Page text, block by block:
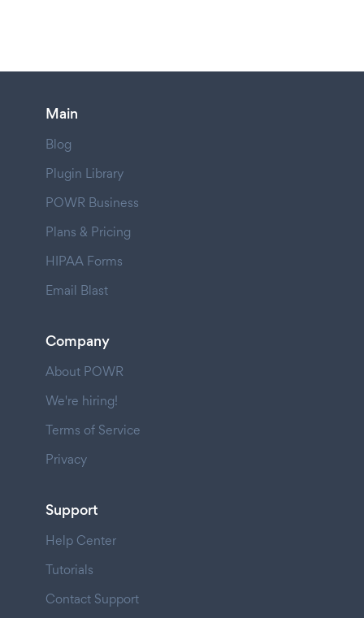
Main
Blog
Plugin Library
POWR Business
Plans & Pricing
HIPAA Forms
Email Blast
Company
About POWR
We're hiring!
Terms of Service
Privacy
Support
Help Center
Tutorials
Contact Support